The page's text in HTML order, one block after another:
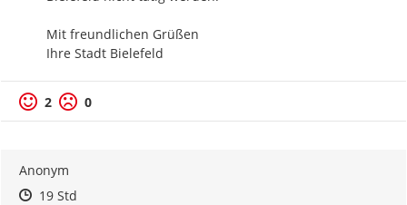
Mit freundlichen Grüßen
Ihre Stadt Bielefeld
2 0
Anonym
Zeitpunkt des Erstellens
Zeitpunkt des Erstellens
19 StdZur Äußerung